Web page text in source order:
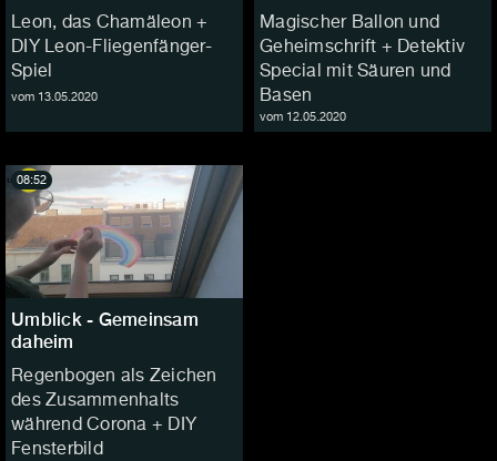
Leon, das Chamäleon +
DIY Leon-Fliegenfänger-
Spiel
vom 13.05.2020
Magischer Ballon und
Geheimschrift + Detektiv
Special mit Säuren und
Basen
vom 12.05.2020
Umblick - Gemeinsam
daheim
Regenbogen als Zeichen
des Zusammenhalts
während Corona + DIY
Fensterbild
08:52